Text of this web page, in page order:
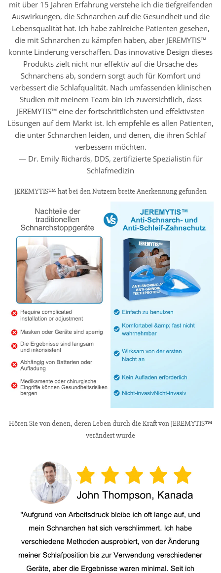
mit über 15 Jahren Erfahrung verstehe ich die tiefgreifenden
Auswirkungen, die Schnarchen auf die Gesundheit und die
Lebensqualität hat. Ich habe zahlreiche Patienten gesehen,
die mit Schnarchen zu kämpfen haben, aber JEREMYTIS™
konnte Linderung verschaffen. Das innovative Design dieses
Produkts zielt nicht nur effektiv auf die Ursache des
Schnarchens ab, sondern sorgt auch für Komfort und
verbessert die Schlafqualität. Nach umfassenden klinischen
Studien mit meinem Team bin ich zuversichtlich, dass
JEREMYTIS™ eine der fortschrittlichsten und effektivsten
Lösungen auf dem Markt ist. Ich empfehle es allen Patienten,
die unter Schnarchen leiden, und denen, die ihren Schlaf
verbessern möchten.
— Dr. Emily Richards, DDS, zertifizierte Spezialistin für
Schlafmedizin
JEREMYTIS™ hat bei den Nutzern breite Anerkennung gefunden
Hören Sie von denen, deren Leben durch die Kraft von JEREMYTIS™
verändert wurde